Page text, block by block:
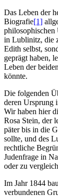
Das Leben der
Biografie[1]
philosophischen
in Lublinitz, die
Edith selbst,
geprägt haben,
Leben der
könnte.
Die folgenden
deren Ursprung
Wir haben hier
Rosa Stein, der
päter bis in die
sollte, und des
rechtliche
Judenfrage in
oder zu
Im Jahr 1844
verbundenen